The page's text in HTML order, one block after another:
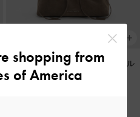
Reese リース ルーシュド ボウ ショル
ダーバッグ-ストーングレー
shopping from
of America